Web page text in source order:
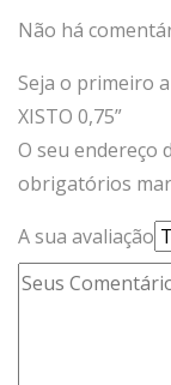
Não há
Seja o primeiro
XISTO 0,75”
O seu endereço
obrigatórios
A sua avaliação